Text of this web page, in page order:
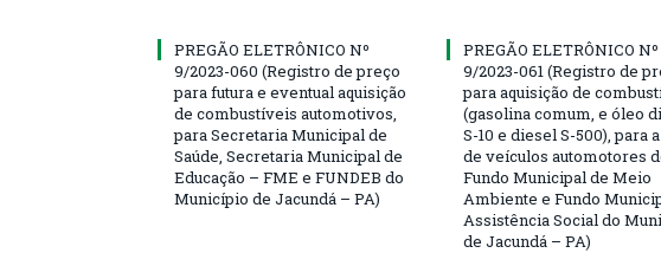
PREGÃO ELETRÔNICO Nº
9/2023-060 (Registro de preço
para futura e eventual aquisição
de combustíveis automotivos,
para Secretaria Municipal de
Saúde, Secretaria Municipal de
Educação – FME e FUNDEB do
Município de Jacundá – PA)
PREGÃO ELETRÔNICO Nº
9/2023-061 (Registro de
para aquisição de
(gasolina comum, e óleo
S-10 e diesel S-500), para
de veículos automotores
Fundo Municipal de Meio
Ambiente e Fundo
Assistência Social do
de Jacundá – PA)